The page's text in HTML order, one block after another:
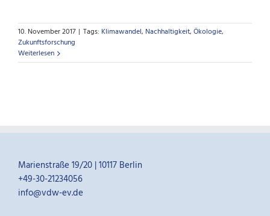
10. November 2017 | Tags: Klimawandel, Nachhaltigkeit, Ökologie,
Zukunftsforschung
Weiterlesen
Marienstraße 19/20 | 10117 Berlin
+49-30-21234056
info@vdw-ev.de